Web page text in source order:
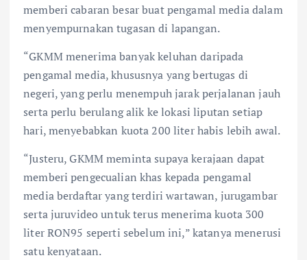
memberi cabaran besar buat pengamal media dalam
menyempurnakan tugasan di lapangan.
“GKMM menerima banyak keluhan daripada
pengamal media, khususnya yang bertugas di
negeri, yang perlu menempuh jarak perjalanan jauh
serta perlu berulang alik ke lokasi liputan setiap
hari, menyebabkan kuota 200 liter habis lebih awal.
“Justeru, GKMM meminta supaya kerajaan dapat
memberi pengecualian khas kepada pengamal
media berdaftar yang terdiri wartawan, jurugambar
serta juruvideo untuk terus menerima kuota 300
liter RON95 seperti sebelum ini,” katanya menerusi
satu kenyataan.